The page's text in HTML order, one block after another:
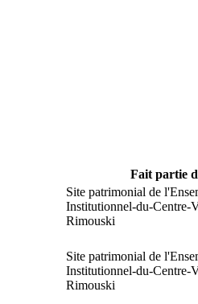
Fait partie
Site patrimonial de
Institutionnel-du-Centre-
Rimouski
Site patrimonial de
Institutionnel-du-Centre-
Rimouski